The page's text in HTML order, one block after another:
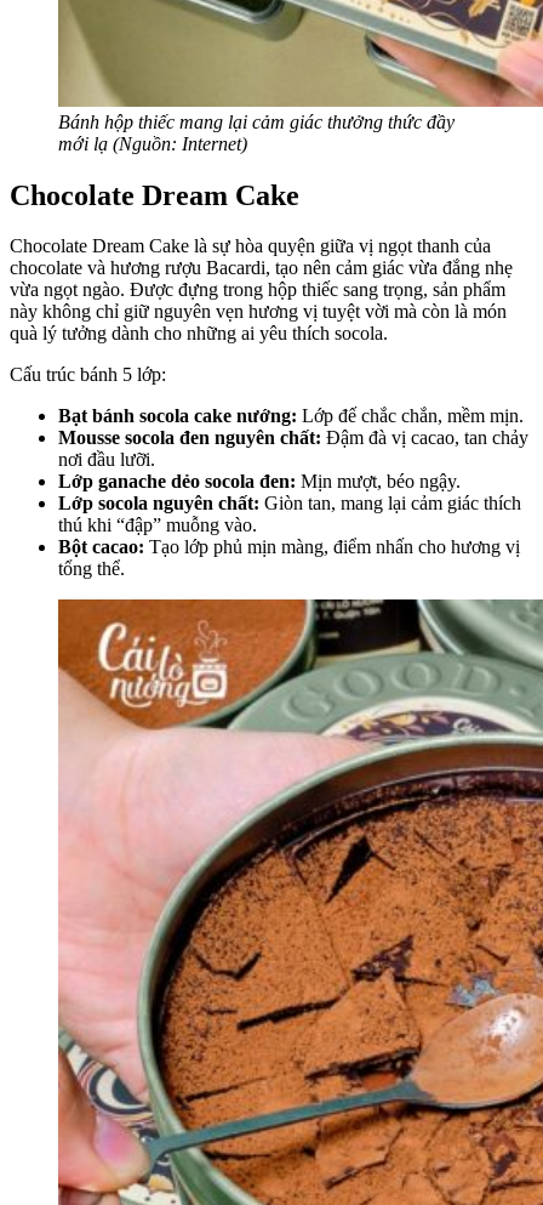
Bánh hộp thiếc mang lại cảm giác thưởng thức đầy
mới lạ (Nguồn: Internet)
Chocolate Dream Cake
Chocolate Dream Cake là sự hòa quyện giữa vị ngọt thanh của
chocolate và hương rượu Bacardi, tạo nên cảm giác vừa đắng nhẹ
vừa ngọt ngào. Được đựng trong hộp thiếc sang trọng, sản phẩm
này không chỉ giữ nguyên vẹn hương vị tuyệt vời mà còn là món
quà lý tưởng dành cho những ai yêu thích socola.
Cấu trúc bánh 5 lớp:
Bạt bánh socola cake nướng: Lớp đế chắc chắn, mềm mịn.
Mousse socola đen nguyên chất: Đậm đà vị cacao, tan chảy
nơi đầu lưỡi.
Lớp ganache dẻo socola đen: Mịn mượt, béo ngậy.
Lớp socola nguyên chất: Giòn tan, mang lại cảm giác thích
thú khi “đập” muỗng vào.
Bột cacao: Tạo lớp phủ mịn màng, điểm nhấn cho hương vị
tổng thể.